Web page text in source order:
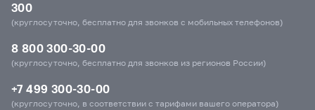
300
(круглосуточно, бесплатно для звонков с мобильных телефонов)
8 800 300-30-00
(круглосуточно, бесплатно для звонков из регионов России)
+7 499 300-30-00
(круглосуточно, в соответствии с тарифами вашего оператора)